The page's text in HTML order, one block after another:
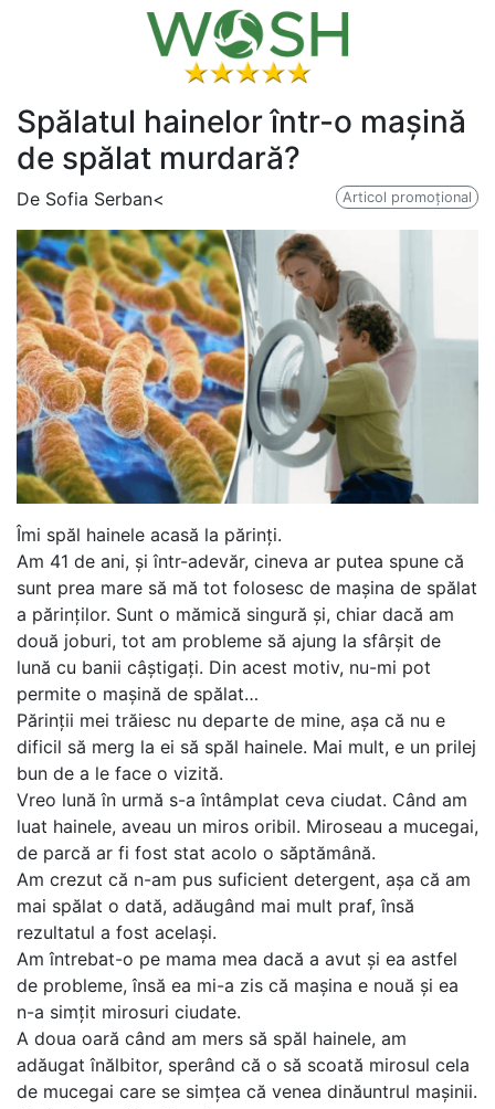
Spălatul hainelor într-o mașină
de spălat murdară?
De Sofia Serban Articol promoțional
<
Îmi spăl hainele acasă la părinți.
Am 41 de ani, și într-adevăr, cineva ar putea spune că
sunt prea mare să mă tot folosesc de mașina de spălat
a părinților. Sunt o mămică singură și, chiar dacă am
două joburi, tot am probleme să ajung la sfârșit de
lună cu banii câștigați. Din acest motiv, nu-mi pot
permite o mașină de spălat…
Părinții mei trăiesc nu departe de mine, așa că nu e
dificil să merg la ei să spăl hainele. Mai mult, e un prilej
bun de a le face o vizită.
Vreo lună în urmă s-a întâmplat ceva ciudat. Când am
luat hainele, aveau un miros oribil. Miroseau a mucegai,
de parcă ar fi fost stat acolo o săptămână.
Am crezut că n-am pus suficient detergent, așa că am
mai spălat o dată, adăugând mai mult praf, însă
rezultatul a fost același.
Am întrebat-o pe mama mea dacă a avut și ea astfel
de probleme, însă ea mi-a zis că mașina e nouă și ea
n-a simțit mirosuri ciudate.
A doua oară când am mers să spăl hainele, am
adăugat înălbitor, sperând că o să scoată mirosul cela
de mucegai care se simțea că venea dinăuntrul mașinii.